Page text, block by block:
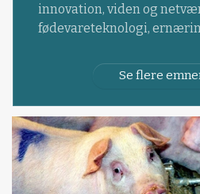
innovation, viden og
fødevareteknologi,
Se flere